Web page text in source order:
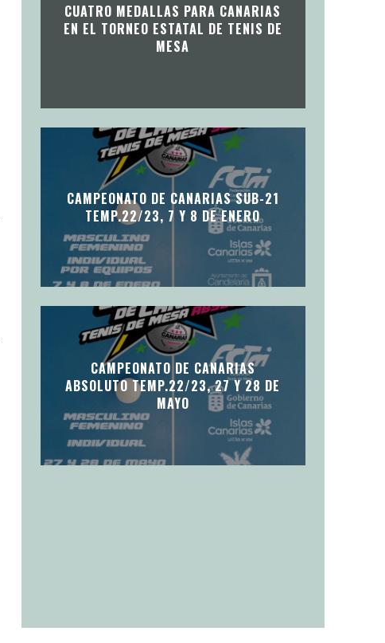
CUATRO MEDALLAS PARA CANARIAS
EN EL TORNEO ESTATAL DE TENIS DE
MESA
CAMPEONATO DE CANARIAS SUB-21
TEMP.22/23, 7 Y 8 DE ENERO
CAMPEONATO DE CANARIAS
ABSOLUTO TEMP.22/23, 27 Y 28 DE
MAYO